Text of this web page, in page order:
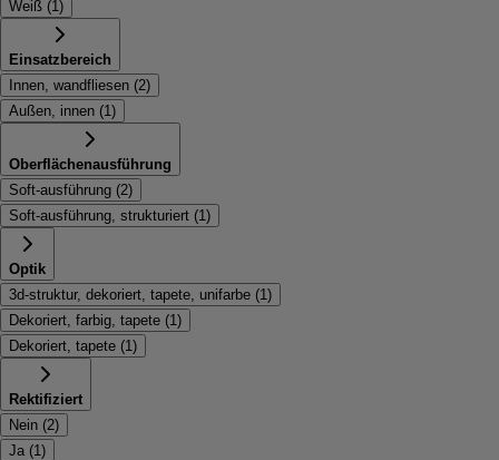
Weiß (1)
Einsatzbereich
Innen, wandfliesen (2)
Außen, innen (1)
Oberflächenausführung
Soft-ausführung (2)
Soft-ausführung, strukturiert (1)
Optik
3d-struktur, dekoriert, tapete, unifarbe (1)
Dekoriert, farbig, tapete (1)
Dekoriert, tapete (1)
Rektifiziert
Nein (2)
Ja (1)